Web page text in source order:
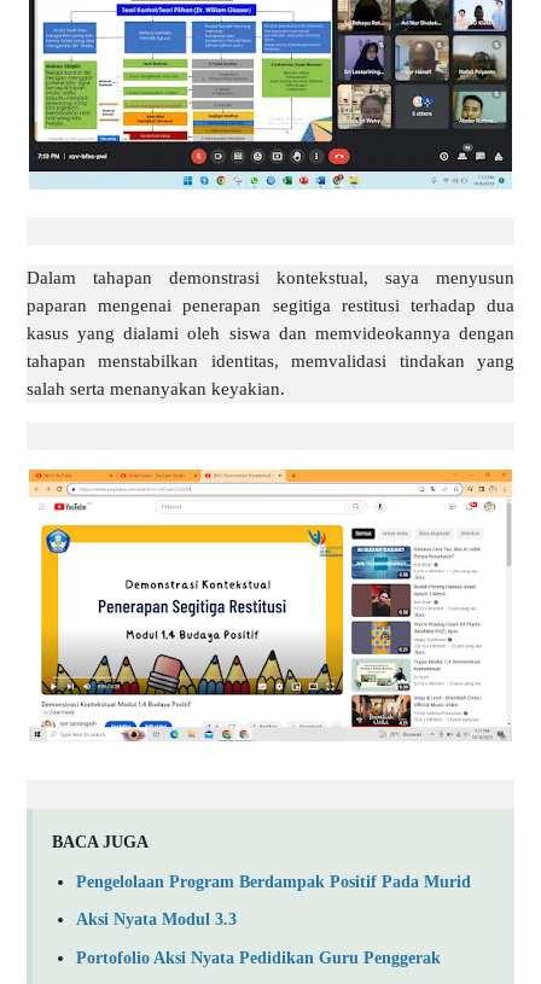
Dalam tahapan demonstrasi kontekstual, saya menyusun
paparan mengenai penerapan segitiga restitusi terhadap dua
kasus yang dialami oleh siswa dan memvideokannya dengan
tahapan menstabilkan identitas, memvalidasi tindakan yang
salah serta menanyakan keyakian.
BACA JUGA
Pengelolaan Program Berdampak Positif Pada Murid
Aksi Nyata Modul 3.3
Portofolio Aksi Nyata Pedidikan Guru Penggerak